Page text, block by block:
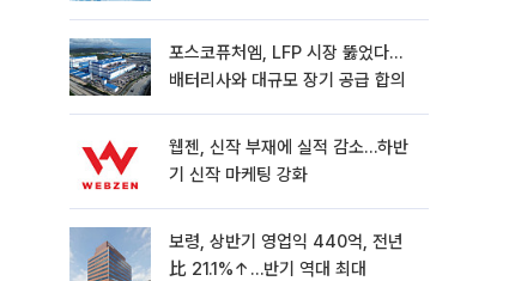
포스코퓨처엠, LFP 시장 뚫었다…
배터리사와 대규모 장기 공급 합의
웹젠, 신작 부재에 실적 감소…하반
기 신작 마케팅 강화
보령, 상반기 영업익 440억, 전년
比 21.1%↑…반기 역대 최대